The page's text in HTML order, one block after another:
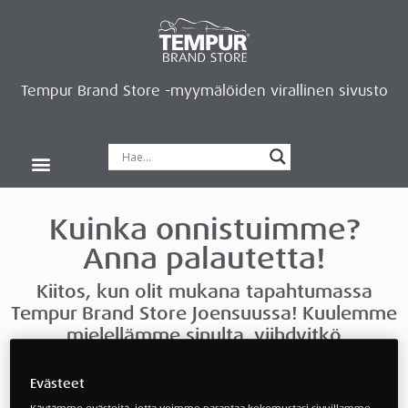
Tempur Brand Store -myymälöiden virallinen sivusto
Kuinka onnistuimme?
Anna palautetta!
Kiitos, kun olit mukana tapahtumassa
Tempur Brand Store Joensuussa! Kuulemme
mielellämme sinulta, viihdyitkö
lisätietoa uneen sekä palautumiseen. Jätä
palautteesi täyttämällä alla oleva lomake.
Evästeet